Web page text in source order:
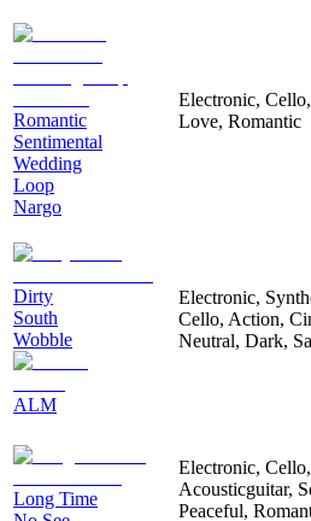
Romantic
Sentimental
Wedding
Loop
Nargo
Electronic,
Love, Romantic
Dirty
South
Wobble
ALM
Electronic,
Cello, Action,
Neutral, Dark,
Long Time
Electronic, Cello,
Acousticguitar,
Peaceful,